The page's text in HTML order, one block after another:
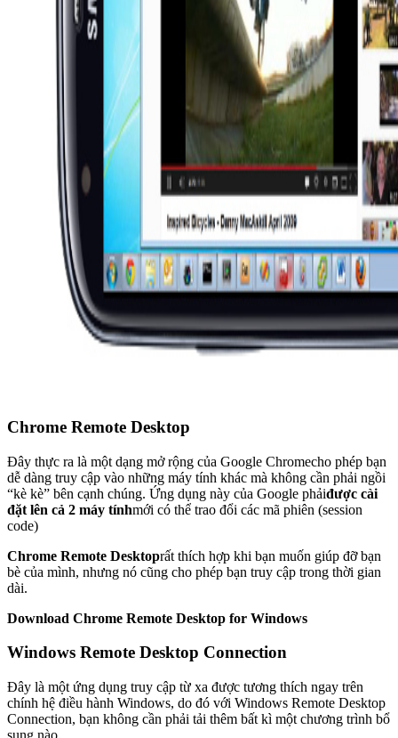
Chrome Remote Desktop
Đây thực ra là một dạng mở rộng của Google Chromecho phép bạn
dễ dàng truy cập vào những máy tính khác mà không cần phải ngồi
“kè kè” bên cạnh chúng. Ứng dụng này của Google phảiđược cài
đặt lên cả 2 máy tínhmới có thể trao đổi các mã phiên (session
code)
Chrome Remote Desktoprất thích hợp khi bạn muốn giúp đỡ bạn
bè của mình, nhưng nó cũng cho phép bạn truy cập trong thời gian
dài.
Download Chrome Remote Desktop for Windows
Windows Remote Desktop Connection
Đây là một ứng dụng truy cập từ xa được tương thích ngay trên
chính hệ điều hành Windows, do đó với Windows Remote Desktop
Connection, bạn không cần phải tải thêm bất kì một chương trình bổ